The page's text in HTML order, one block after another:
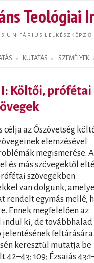
Teológiai
UNITÁRIUS LELKÉSZKÉPZŐ
KUTATÁS SZEMÉLYEK
Költői, prófétai
célja az Ószövetség
elemzésével
megismerése. A
és más szövegektől
szövegekben
van dolgunk,
rendelt egymás mellé,
Ennek megfelelően az
indul ki, de továbbhalad
keresztül mutatja be
109; Ézsaiás